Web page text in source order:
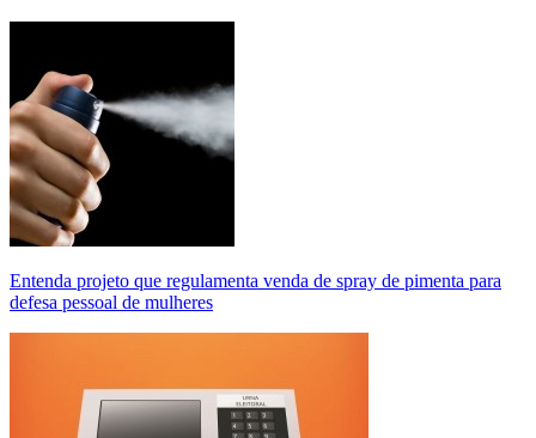
Entenda projeto que regulamenta venda de spray de pimenta para
defesa pessoal de mulheres